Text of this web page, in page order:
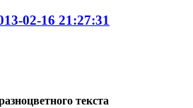
02-16 21:27:31
текста